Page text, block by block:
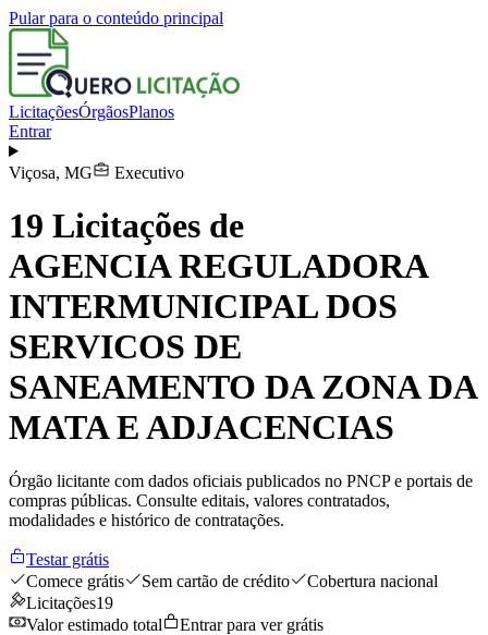
Pular para o conteúdo principal
LicitaçõesÓrgãosPlanos
Entrar
Viçosa, MG Executivo
19 Licitações de
AGENCIA REGULADORA
INTERMUNICIPAL DOS
SERVICOS DE
SANEAMENTO DA ZONA DA
MATA E ADJACENCIAS
Órgão licitante com dados oficiais publicados no PNCP e portais de
compras públicas. Consulte editais, valores contratados,
modalidades e histórico de contratações.
Testar grátis
Comece grátis
Sem cartão de crédito
Cobertura nacional
Licitações19
Valor estimado total
Entrar para ver grátis